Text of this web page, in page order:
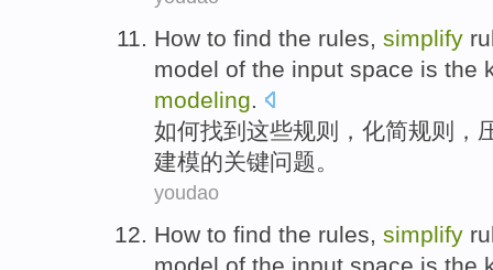
How to find the rules, simplify
model of the input space is the
modeling.
如何找到 这些规则 ， 化简规则，
建模的关键问题。
youdao
How to find the rules, simplify
model of the input space is the